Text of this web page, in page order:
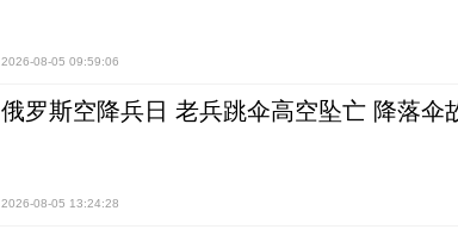
2026-08-05 09:59:06
俄罗斯空降兵日 老兵跳伞高空坠亡 降落伞
2026-08-05 13:24:28